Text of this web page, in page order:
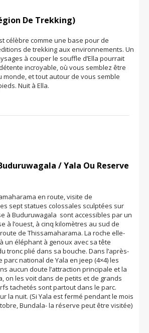
De Trekking)
célèbre comme une base pour de
de trekking aux environnements. Un
à couper le souffle d’Ella pourrait
incroyable, où vous semblez être
monde, et tout autour de vous semble
Nuit à Ella.
/ Yala Ou Reserve
en route, visite de
sept statues colossales sculptées sur
à Buduruwagala sont accessibles par un
à l’ouest, à cinq kilomètres au sud de
de Thissamaharama. La roche elle-
un éléphant à genoux avec sa tête
tronc plié dans sa bouche. Dans l’après-
parc national de Yala en jeep (4×4) les
aucun doute l’attraction principale et la
on les voit dans de petits et de grands
tachetés sont partout dans le parc.
la nuit. (Si Yala est fermé pendant le mois
Bundala- la réserve peut être visitée)